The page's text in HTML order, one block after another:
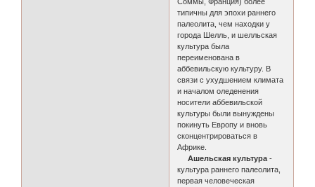
типичны для эпохи раннего
палеолита, чем находки у
города Шелль, и шелльская
культура была
переименована в
аббевильскую культуру. В
связи с ухудшением климата
и началом оледенения
носители аббевильской
культуры были вынуждены
покинуть Европу и вновь
сконцентрироваться в
Африке.
Ашeльская культура -
культура раннего палеолита,
первая человеческая